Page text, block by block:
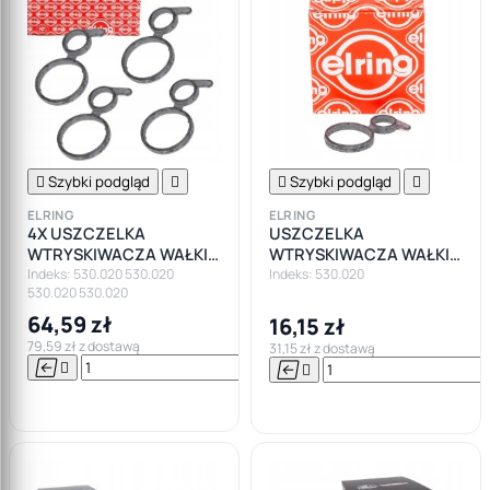
 Szybki podgląd 
ELRING
4X USZCZELKA
WTRYSKIWACZA WAŁKI
ROZRZĄDU BMW N47
2.0D F10 F11 F20 F30 F82
Indeks: 530.020 530.020
530.020 530.020
64,59 zł
79,59 zł z dostawą
  

 Szybki podgląd 
ELRING
USZCZELKA
WTRYSKIWACZA WAŁKI
ROZRZĄDU BMW DIESEL
Indeks: 530.020
16,15 zł
31,15 zł z dostawą
 